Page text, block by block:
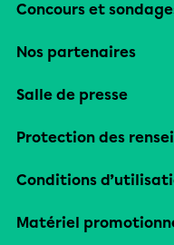
Concours et
Nos partenaires
Salle de presse
Protection des
Conditions
Matériel